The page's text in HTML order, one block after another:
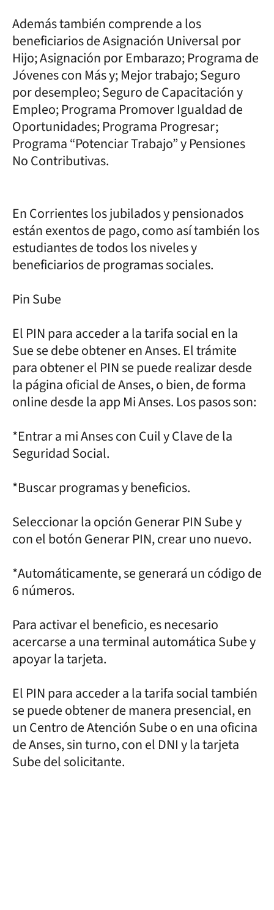
Además también comprende a los
beneficiarios de Asignación Universal por
Hijo; Asignación por Embarazo; Programa de
Jóvenes con Más y; Mejor trabajo; Seguro
por desempleo; Seguro de Capacitación y
Empleo; Programa Promover Igualdad de
Oportunidades; Programa Progresar;
Programa “Potenciar Trabajo” y Pensiones
No Contributivas.
En Corrientes los jubilados y pensionados
están exentos de pago, como así también los
estudiantes de todos los niveles y
beneficiarios de programas sociales.
Pin Sube
El PIN para acceder a la tarifa social en la
Sue se debe obtener en Anses. El trámite
para obtener el PIN se puede realizar desde
la página oficial de Anses, o bien, de forma
online desde la app Mi Anses. Los pasos son:
*Entrar a mi Anses con Cuil y Clave de la
Seguridad Social.
*Buscar programas y beneficios.
Seleccionar la opción Generar PIN Sube y
con el botón Generar PIN, crear uno nuevo.
*Automáticamente, se generará un código de
6 números.
Para activar el beneficio, es necesario
acercarse a una terminal automática Sube y
apoyar la tarjeta.
El PIN para acceder a la tarifa social también
se puede obtener de manera presencial, en
un Centro de Atención Sube o en una oficina
de Anses, sin turno, con el DNI y la tarjeta
Sube del solicitante.